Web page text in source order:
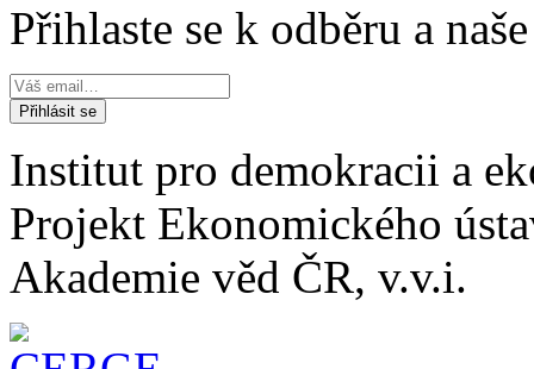
Přihlaste se k odběru a
Institut pro demokracii a
Projekt Ekonomického
Akademie věd ČR, v.v.i.